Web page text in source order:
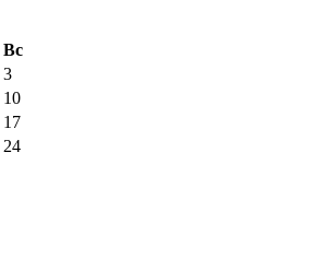
Вс
3
10
17
24